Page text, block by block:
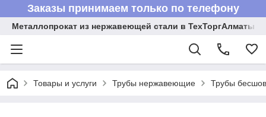
Заказы принимаем только по телефону
Металлопрокат из нержавеющей стали в ТехТоргАлматы
Товары и услуги Трубы нержавеющие Трубы